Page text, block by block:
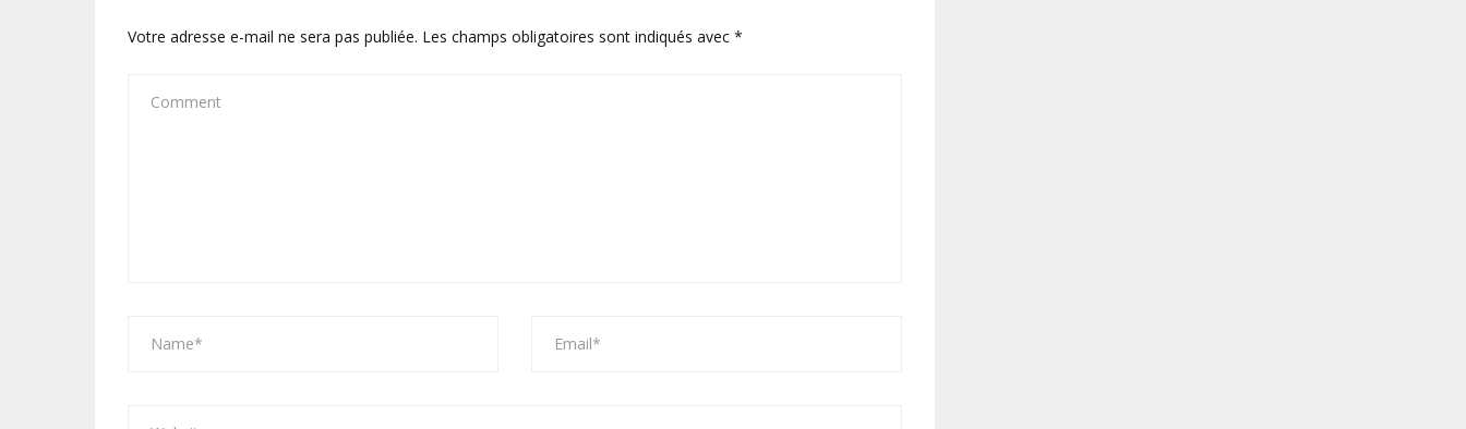
Votre adresse e-mail ne sera pas publiée. Les champs obligatoires sont indiqués avec *